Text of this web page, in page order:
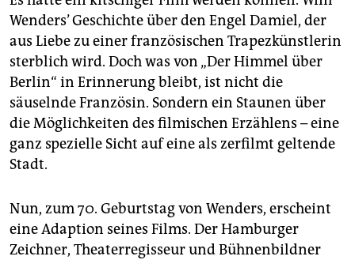
unterstützen
abo
genossenschaft
epaper login
Wenders’ Geschichte über den Engel Damiel, der
aus Liebe zu einer französischen Trapezkünstlerin
sterblich wird. Doch was von „Der Himmel über
Berlin“ in Erinnerung bleibt, ist nicht die
säuselnde Französin. Sondern ein Staunen über
die Möglichkeiten des filmischen Erzählens – eine
ganz spezielle Sicht auf eine als zerfilmt geltende
Stadt.
Nun, zum 70. Geburtstag von Wenders, erscheint
eine Adaption seines Films. Der Hamburger
Zeichner, Theaterregisseur und Bühnenbildner